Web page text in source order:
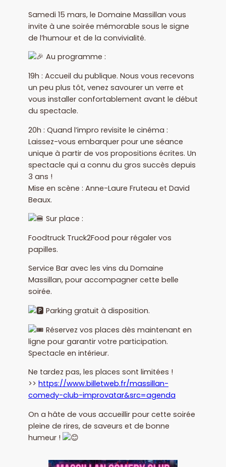
Samedi 15 mars, le Domaine Massillan vous
invite à une soirée mémorable sous le signe
de l’humour et de la convivialité.
Au programme :
19h : Accueil du publique. Nous vous recevons
un peu plus tôt, venez savourer un verre et
vous installer confortablement avant le début
du spectacle.
20h : Quand l’impro revisite le cinéma :
Laissez-vous embarquer pour une séance
unique à partir de vos propositions écrites. Un
spectacle qui a connu du gros succès depuis
3 ans !
Mise en scène : Anne-Laure Fruteau et David
Beaux.
Sur place :
Foodtruck Truck2Food pour régaler vos
papilles.
Service Bar avec les vins du Domaine
Massillan, pour accompagner cette belle
soirée.
Parking gratuit à disposition.
Réservez vos places dès maintenant en
ligne pour garantir votre participation.
Spectacle en intérieur.
Ne tardez pas, les places sont limitées !
>> https://www.billetweb.fr/massillan-
comedy-club-improvatar&src=agenda
On a hâte de vous accueillir pour cette soirée
pleine de rires, de saveurs et de bonne
humeur !